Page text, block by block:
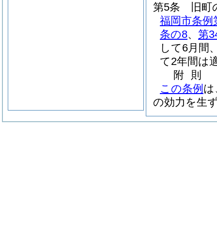
第5条
旧
福岡市条例
条の8、 第
して6月間
て2年間は
附 則
この条例 は
の効力を生